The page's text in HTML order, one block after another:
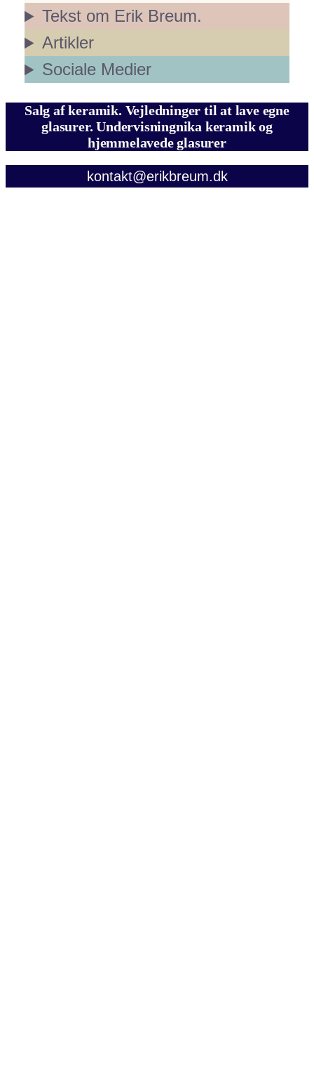
Tekst om Erik Breum.
Artikler
Sociale Medier
Salg af keramik. Vejledninger til at lave egne
glasurer. Undervisningnika keramik og
hjemmelavede glasurer
kontakt@erikbreum.dk